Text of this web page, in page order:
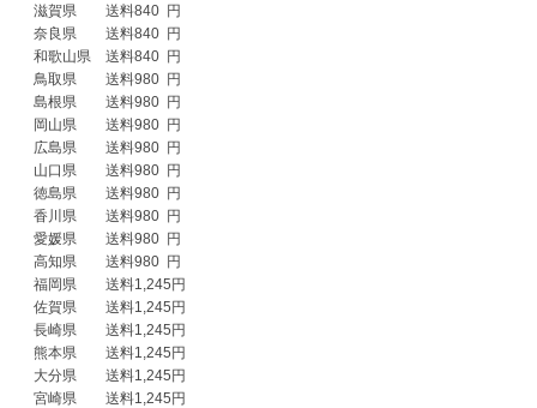
滋賀県　　送料840  円
奈良県　　送料840  円
和歌山県　送料840  円
鳥取県　　送料980  円
島根県　　送料980  円
岡山県　　送料980  円
広島県　　送料980  円
山口県　　送料980  円
徳島県　　送料980  円
香川県　　送料980  円
愛媛県　　送料980  円
高知県　　送料980  円
福岡県　　送料1,245円
佐賀県　　送料1,245円
長崎県　　送料1,245円
熊本県　　送料1,245円
大分県　　送料1,245円
宮崎県　　送料1,245円